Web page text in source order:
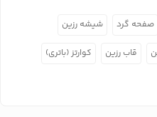
صفحه گرد شیشه رزین
قاب رزین کوارتز (باتری)